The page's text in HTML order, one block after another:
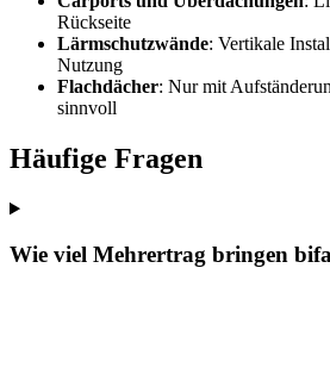
Rückseite
Lärmschutzwände: Vertikale
Nutzung
Flachdächer: Nur mit
sinnvoll
Häufige Fragen
Wie viel Mehrertrag bringen